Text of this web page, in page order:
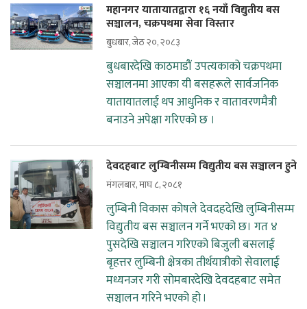
महानगर यातायातद्वारा १६ नयाँ विद्युतीय बस
सञ्चालन, चक्रपथमा सेवा विस्तार
बुधबार, जेठ २०, २०८३
बुधबारदेखि काठमाडौं उपत्यकाको चक्रपथमा
सञ्चालनमा आएका यी बसहरूले सार्वजनिक
यातायातलाई थप आधुनिक र वातावरणमैत्री
बनाउने अपेक्षा गरिएको छ ।
देवदहबाट लुम्बिनीसम्म विद्युतीय बस सञ्चालन हुने
मंगलबार, माघ ८, २०८१
लुम्बिनी विकास कोषले देवदहदेखि लुम्बिनीसम्म
विद्युतीय बस सञ्चालन गर्ने भएको छ। गत ४
पुसदेखि सञ्चालन गरिएको बिजुली बसलाई
बृहत्तर लुम्बिनी क्षेत्रका तीर्थयात्रीको सेवालाई
मध्यनजर गरी सोमबारदेखि देवदहबाट समेत
सञ्चालन गरिने भएको हो ।